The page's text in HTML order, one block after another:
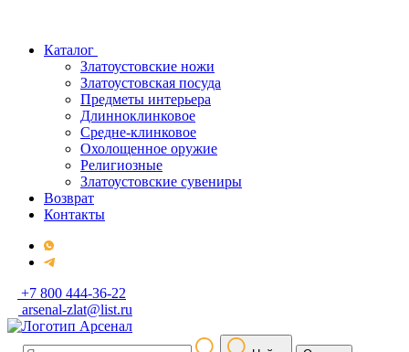
Каталог
Златоустовские ножи
Златоустовская посуда
Предметы интерьера
Длинноклинковое
Средне-клинковое
Охолощенное оружие
Религиозные
Златоустовские сувениры
Возврат
Контакты
+7 800 444-36-22
arsenal-zlat@list.ru